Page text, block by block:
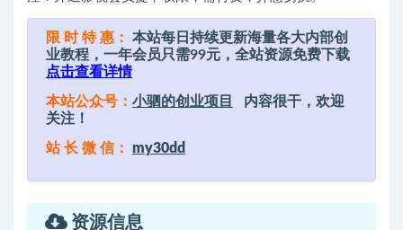
限 时 特 惠：
本站每日持续更新海量各大内部创
业教程，一年会员只需99元，全站资源免费下载
点击查看详情
本站公众号： 小驷的创业项目
内容很干，欢迎
关注！
站 长 微 信： my30dd
资源信息